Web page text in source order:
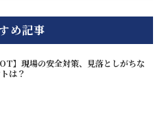
め記事
】現場の安全対策、見落としがちな
は？